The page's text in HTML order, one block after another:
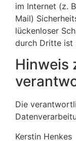
im Internet (z.
Mail)
lückenloser
durch Dritte ist
Hinweis
Die
Kerstin Henkes